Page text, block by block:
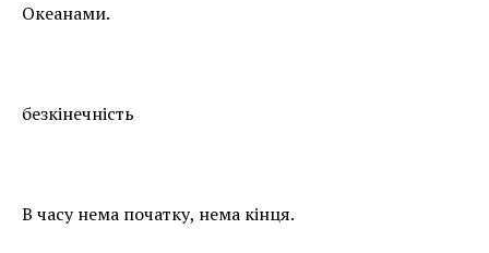
Океанами.
безкінечність
В часу нема початку, нема кінця.